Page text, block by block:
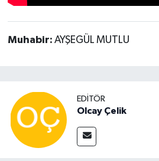
Muhabir: AYŞEGÜL MUTLU
EDITÖR
Olcay Çelik